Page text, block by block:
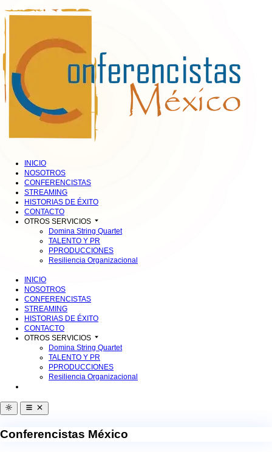
INICIO
NOSOTROS
CONFERENCISTAS
STREAMING
HISTORIAS DE ÉXITO
CONTACTO
OTROS SERVICIOS
Domina String Quartet
TALENTO Y PR
PPRODUCCIONES
Resiliencia Organizacional
INICIO
NOSOTROS
CONFERENCISTAS
STREAMING
HISTORIAS DE ÉXITO
CONTACTO
OTROS SERVICIOS
Domina String Quartet
TALENTO Y PR
PPRODUCCIONES
Resiliencia Organizacional
Conferencistas México